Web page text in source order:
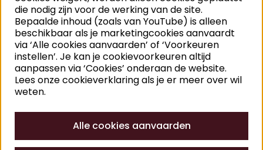
Zondag 6 september 2025
10.45 uur: startschot van de kinderworkshop (in
een aparte ruimte)
11.00 uur: start lezing
12.00 uur: einde lezing
12.15 uur:einde kinderworkshop
Rubenshuis, Hopland 13, 2000 Antwerpen
die nodig zijn voor de werking van de site.
Bepaalde inhoud (zoals van YouTube) is alleen
beschikbaar als je marketingcookies aanvaardt
via ‘Alle cookies aanvaarden’ of ‘Voorkeuren
instellen’. Je kan je cookievoorkeuren altijd
aanpassen via ‘Cookies’ onderaan de website.
Lees onze cookieverklaring als je er meer over wil
weten.
Alle cookies aanvaarden